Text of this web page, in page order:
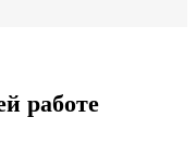
работе